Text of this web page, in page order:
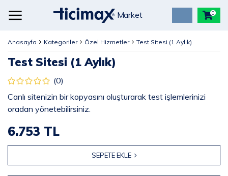
Market 0
Anasayfa Kategoriler Özel Hizmetler Test Sitesi (1 Aylık)
Test Sitesi (1 Aylık)
(0)
Canlı sitenizin bir kopyasını oluşturarak test işlemlerinizi
oradan yönetebilirsiniz.
6.753 TL
SEPETE EKLE